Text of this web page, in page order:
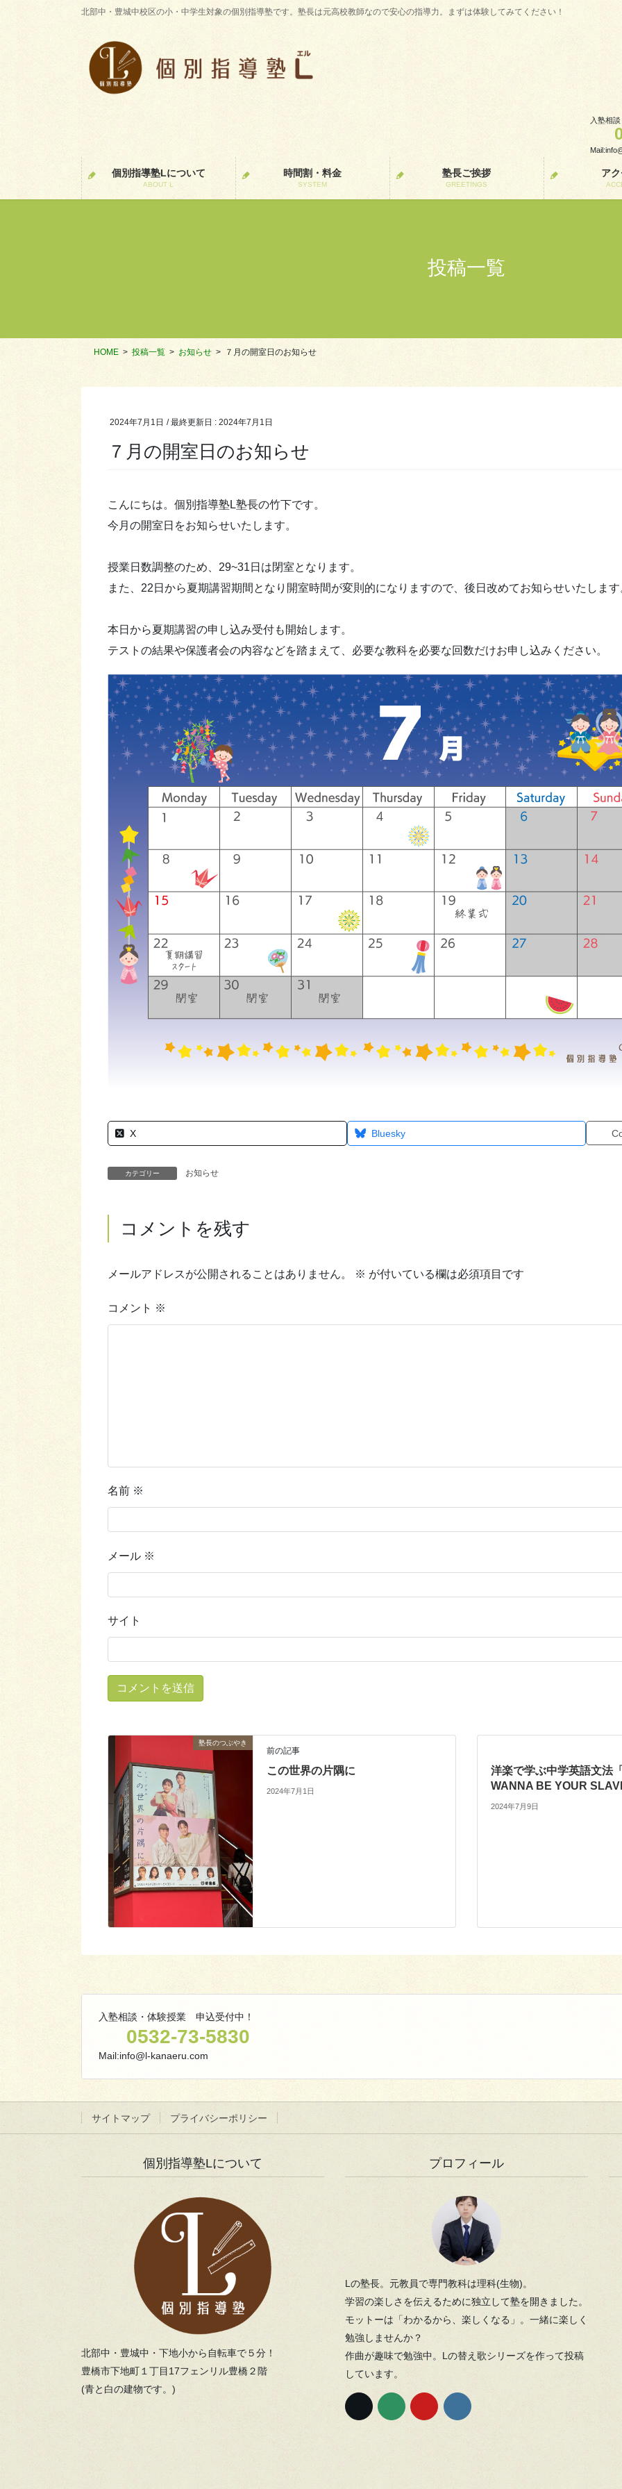
北部中・豊城中校区の小・中学生対象の個別指導塾です。塾長は元高校教師なので安心の指導力。まずは体験してみてください！
入塾相
個別指導塾Lについて
ABOUT L
時間割・料金
SYSTEM
塾長ご挨拶
GREETINGS
ア
投稿一覧
HOME 投稿一覧 お知らせ ７月の開室日のお知らせ
2024年7月1日 / 最終更新日 :2024年7月1日
７月の開室日のお知らせ
こんにちは。個別指導塾L塾長の竹下です。
今月の開室日をお知らせいたします。
授業日数調整のため、29~31日は閉室となります。
また、22日から夏期講習期間となり開室時間が変則的になりますので、後日改めてお知らせいたしま
本日から夏期講習の申し込み受付も開始します。
テストの結果や保護者会の内容などを踏まえて、必要な教科を必要な回数だけお申し込みください。
X Bluesky
カテゴリー お知らせ
コメントを残す
メールアドレスが公開されることはありません。 ※ が付いている欄は必須項目です
コメント ※
名前 ※
メール ※
サイト
塾長のつぶやき
前の記事
この世界の片隅に
2024年7月1日
洋楽で学ぶ中学英語文法
WANNA BE YOUR
2024年7月9日
入塾相談・体験授業 申込受付中！
0532-73-5830
Mail:info@l-kanaeru.com
サイトマップ プライバシーポリシー
個別指導塾Lについて
北部中・豊城中・下地小から自転車で５分！
豊橋市下地町１丁目17フェンリル豊橋２階
(青と白の建物です。)
プロフィール
Lの塾長。元教員で専門教科は理科(生物)。
学習の楽しさを伝えるために独立して塾を開きました。
モットーは「わかるから、楽しくなる」。一緒に楽しく
勉強しませんか？
作曲が趣味で勉強中。Lの替え歌シリーズを作って投稿
しています。